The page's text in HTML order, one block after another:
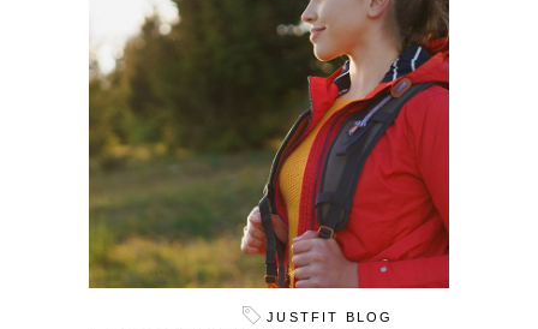
JUSTFIT BLOG